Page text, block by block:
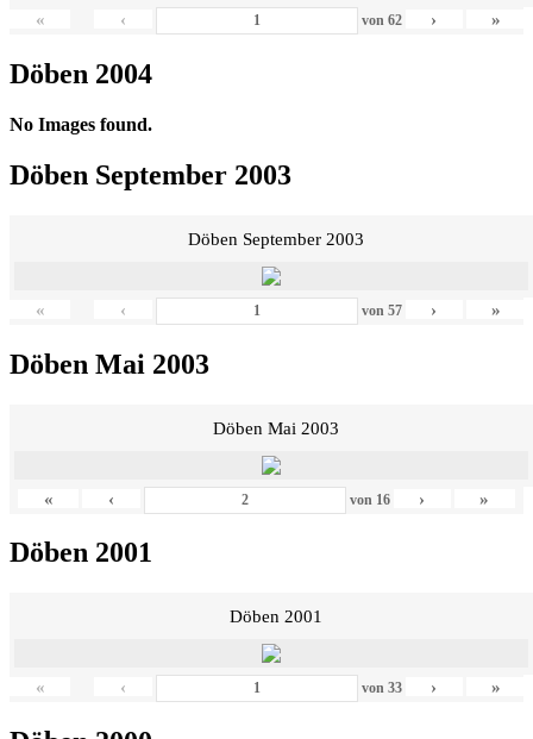
« ‹ von 62 › »
Döben 2004
No Images found.
Döben September 2003
Döben September 2003
« ‹ von 57 › »
Döben Mai 2003
Döben Mai 2003
« ‹ von 16 › »
Döben 2001
Döben 2001
« ‹ von 33 › »